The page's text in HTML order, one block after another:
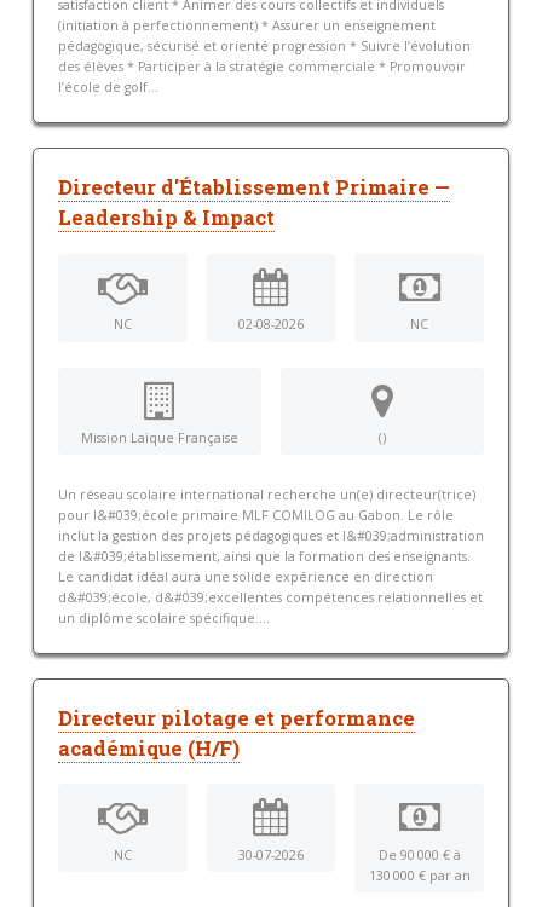
satisfaction client * Animer des cours collectifs et individuels
(initiation à perfectionnement) * Assurer un enseignement
pédagogique, sécurisé et orienté progression * Suivre l’évolution
des élèves * Participer à la stratégie commerciale * Promouvoir
l’école de golf...
Directeur d'Établissement Primaire —
Leadership & Impact
NC 02-08-2026 NC
Mission Laïque Française ()
Un réseau scolaire international recherche un(e) directeur(trice)
pour l&#039;école primaire MLF COMILOG au Gabon. Le rôle
inclut la gestion des projets pédagogiques et l&#039;administration
de l&#039;établissement, ainsi que la formation des enseignants.
Le candidat idéal aura une solide expérience en direction
d&#039;école, d&#039;excellentes compétences relationnelles et
un diplôme scolaire spécifique....
Directeur pilotage et performance
académique (H/F)
NC 30-07-2026
De 90 000 € à
130 000 € par an